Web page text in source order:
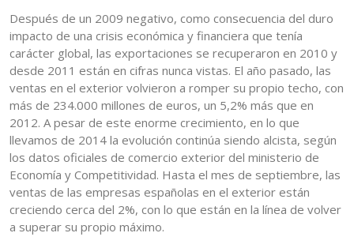
Después de un 2009 negativo, como consecuencia del duro
impacto de una crisis económica y financiera que tenía
carácter global, las exportaciones se recuperaron en 2010 y
desde 2011 están en cifras nunca vistas. El año pasado, las
ventas en el exterior volvieron a romper su propio techo, con
más de 234.000 millones de euros, un 5,2% más que en
2012. A pesar de este enorme crecimiento, en lo que
llevamos de 2014 la evolución continúa siendo alcista, según
los datos oficiales de comercio exterior del ministerio de
Economía y Competitividad. Hasta el mes de septiembre, las
ventas de las empresas españolas en el exterior están
creciendo cerca del 2%, con lo que están en la línea de volver
a superar su propio máximo.